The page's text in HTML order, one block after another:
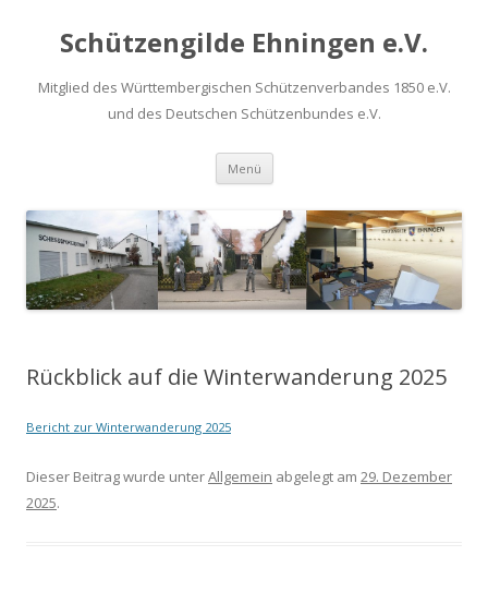
Schützengilde Ehningen e.V.
Mitglied des Württembergischen Schützenverbandes 1850 e.V.
und des Deutschen Schützenbundes e.V.
Menü Springe
Inhalt
Rückblick auf die Winterwanderung 2025
Bericht zur Winterwanderung 2025
Dieser Beitrag wurde unterAllgemein abgelegt am 29. Dezember
2025.